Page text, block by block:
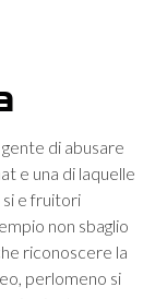
di abusare
e una di laquelle
si e fruitori
non sbaglio
riconoscere la
perlomeno si